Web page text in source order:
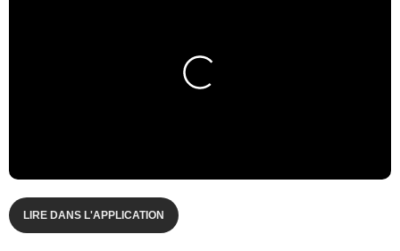
LIRE DANS L'APPLICATION